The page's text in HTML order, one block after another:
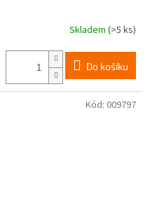
Skladem (>5 ks)
Do košíku
Kód: 009797